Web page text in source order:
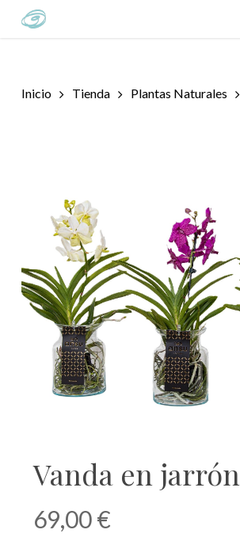
Inicio Tienda Plantas Naturales
Vanda en jarrón
69,00€